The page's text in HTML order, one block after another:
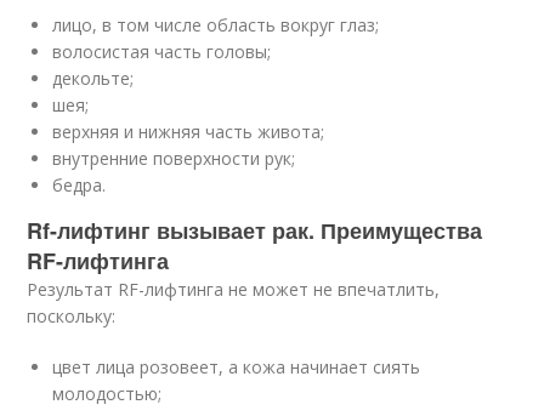
лицо, в том числе область вокруг глаз;
волосистая часть головы;
декольте;
шея;
верхняя и нижняя часть живота;
внутренние поверхности рук;
бедра.
Rf-лифтинг вызывает рак. Преимущества
RF-лифтинга
Результат RF-лифтинга не может не впечатлить,
поскольку:
цвет лица розовеет, а кожа начинает сиять
молодостью;